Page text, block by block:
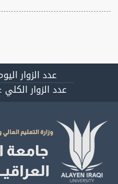
عدد الزوار
عدد الزوار الكلي :